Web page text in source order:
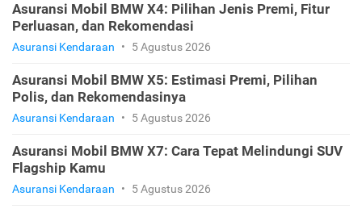
Asuransi Mobil BMW X4: Pilihan Jenis Premi, Fitur
Perluasan, dan Rekomendasi
Asuransi Kendaraan • 5 Agustus 2026
Asuransi Mobil BMW X5: Estimasi Premi, Pilihan
Polis, dan Rekomendasinya
Asuransi Kendaraan • 5 Agustus 2026
Asuransi Mobil BMW X7: Cara Tepat Melindungi SUV
Flagship Kamu
Asuransi Kendaraan • 5 Agustus 2026